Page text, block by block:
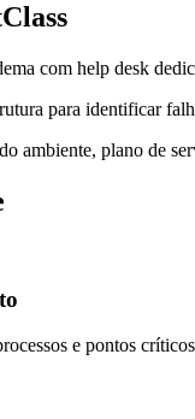
com help desk
para identificar
ambiente, plano de
e pontos